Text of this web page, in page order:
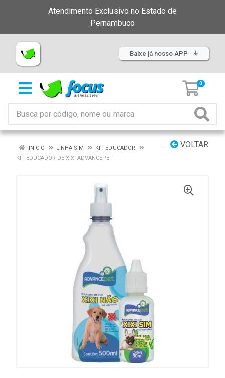
Atendimento Exclusivo no Estado de
Pernambuco
Baixe já nosso APP
0
VOLTAR
INÍCIO LINHA SIM
KIT EDUCADOR
KIT EDUCADOR DE XIXI ADVANCEPET